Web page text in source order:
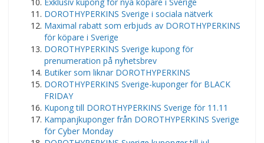
DOROTHYPERKINS Sverige i sociala nätverk
Maximal rabatt som erbjuds av DOROTHYPERKINS
för köpare i Sverige
DOROTHYPERKINS Sverige kupong för
prenumeration på nyhetsbrev
Butiker som liknar DOROTHYPERKINS
DOROTHYPERKINS Sverige-kuponger för BLACK
FRIDAY
Kupong till DOROTHYPERKINS Sverige för 11.11
Kampanjkuponger från DOROTHYPERKINS Sverige
för Cyber ​​​​Monday